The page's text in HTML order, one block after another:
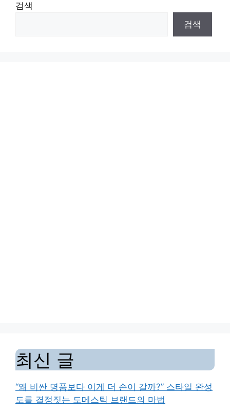
검색
검색
최신 글
“왜 비싼 명품보다 이게 더 손이 갈까?” 스타일 완성
도를 결정짓는 도메스틱 브랜드의 마법